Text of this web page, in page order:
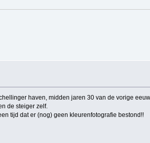
haven, midden jaren 30 van de vorige
de steiger zelf.
tijd dat er (nog) geen kleurenfotografie bestond!!